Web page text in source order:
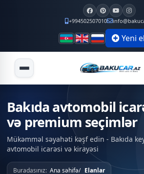
+994502507010
Yeni
Bakıda avtomobil
və premium seçimlər
Mükəmməl səyahəti kəşf edin - Bakıda
avtomobil icarəsi və kirayəsi
Buradasınız: Ana səhifə Elanlar